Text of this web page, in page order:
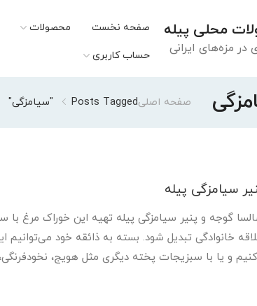
محلی پیله
در مزه‌های ایرانی
صفحه نخست محصولات
حساب کاربری
صفحه اصلیPosts Tagged "سیامزگی"
سیامزگی پیله
گوجه و پنیر سیامزگی پیله تهیه این خوراک مرغ
خانوادگی تبدیل شود. بسته به ذائقه خود می‌توانیم
و یا با سبزیجات پخته دیگری مثل هویج،